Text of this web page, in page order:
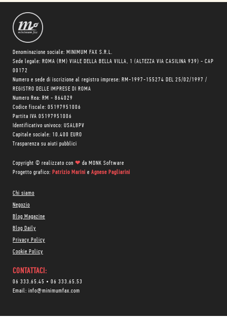
Denominazione sociale: MINIMUM FAX S.R.L.
Sede legale: ROMA (RM) VIALE DELLA BELLA VILLA, 1 (ALTEZZA VIA CASILINA 939) - CAP
00172
Numero e sede di iscrizione al registro imprese: RM-1997-155274 DEL 25/02/1997 /
REGISTRO DELLE IMPRESE DI ROMA
Numero Rea: RM - 864029
Codice fiscale: 05197951006
Partita IVA 05197951006
Identificativo univoco: USAL8PV
Capitale sociale: 10.400 EURO
Trasparenza su aiuti pubblici
Copyright © realizzato con ❤ da MONK Software
Progetto grafico: Patrizio Marini e Agnese Pagliarini
Chi siamo
Negozio
Blog Magazine
Blog Daily
Privacy Policy
Cookie Policy
CONTATTACI:
06 333.65.45 • 06 333.65.53
Email: info@minimumfax.com